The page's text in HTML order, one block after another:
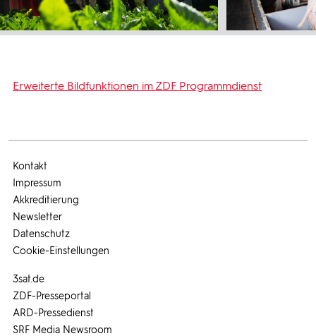
Erweiterte Bildfunktionen im ZDF Programmdienst
3sat.de
ZDF-Presseportal
ARD-Pressedienst
SRF Media Newsroom
Kontakt
Impressum
Akkreditierung
Newsletter
Datenschutz
Cookie-Einstellungen